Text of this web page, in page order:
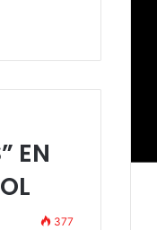
EN
377